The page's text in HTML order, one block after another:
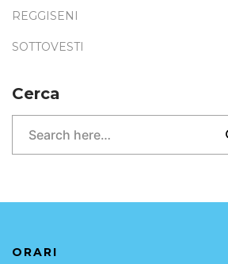
REGGISENI
SOTTOVESTI
Cerca
ORARI